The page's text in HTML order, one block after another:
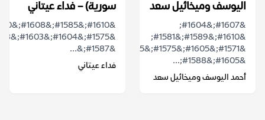
اليوسف وميخائيل سعد
&#1607;&#1604;
&#1610;&#1589;&#1581;
&#1605;&#1588;...
أحمد اليوسف وميخائيل سعد
سورية) – فداء عيتاني
&#1587;&...
فداء عيتاني